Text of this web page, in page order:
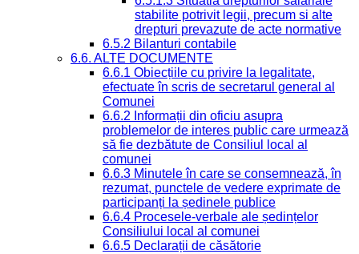
stabilite potrivit legii, precum si alte
drepturi prevazute de acte normative
6.5.2 Bilanturi contabile
6.6. ALTE DOCUMENTE
6.6.1 Obiecțiile cu privire la legalitate,
efectuate în scris de secretarul general al
Comunei
6.6.2 Informații din oficiu asupra
problemelor de interes public care urmează
să fie dezbătute de Consiliul local al
comunei
6.6.3 Minutele în care se consemnează, în
rezumat, punctele de vedere exprimate de
participanți la ședinele publice
6.6.4 Procesele-verbale ale ședințelor
Consiliului local al comunei
6.6.5 Declarații de căsătorie